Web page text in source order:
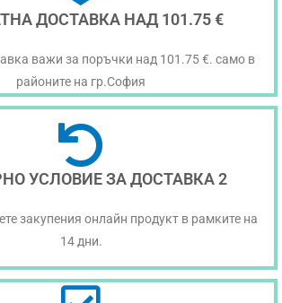
ДОСТАВКА НАД 101.75 €
важи за поръчки над 101.75 €. само в
районите на гр.София
УСЛОВИЕ ЗА ДОСТАВКА 2
закупения онлайн продукт в рамките на
14 дни.